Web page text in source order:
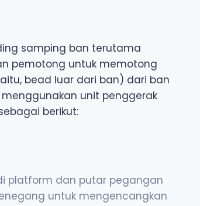
samping ban terutama
pemotong untuk memotong
bead luar dari ban) dari ban
unit penggerak
berikut:
platform dan putar pegangan
untuk mengencangkan